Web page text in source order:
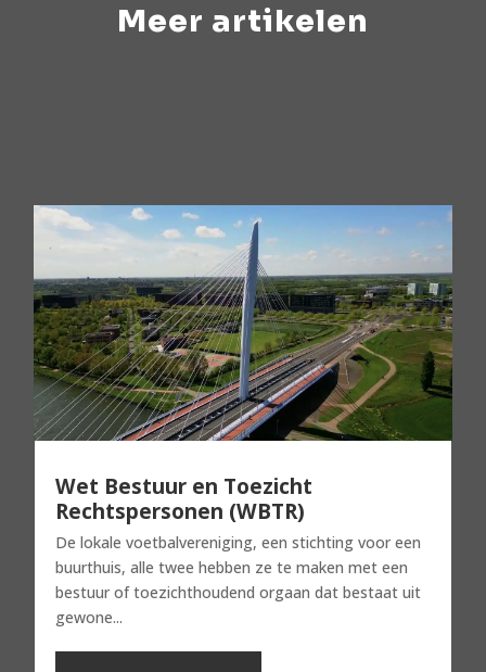
Meer artikelen
Wet Bestuur en Toezicht
Rechtspersonen (WBTR)
De lokale voetbalvereniging, een stichting voor een
buurthuis, alle twee hebben ze te maken met een
bestuur of toezichthoudend orgaan dat bestaat uit
gewone...